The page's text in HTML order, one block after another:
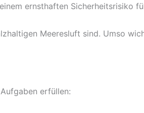
ernsthaften Sicherheitsrisiko
Meeresluft sind. Umso
erfüllen: